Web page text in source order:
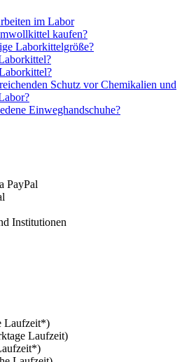
im Labor
kaufen?
Laborkittelgröße?
Schutz vor Chemikalien und
Einweghandschuhe?